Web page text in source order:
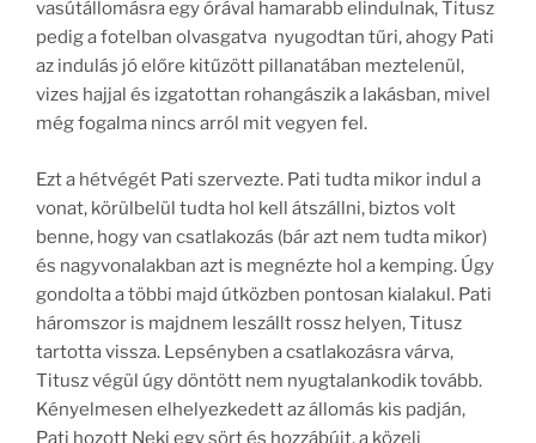
vasútállomásra egy órával hamarabb elindulnak, Titusz
pedig a fotelban olvasgatva nyugodtan tűri, ahogy Pati
az indulás jó előre kitűzött pillanatában meztelenül,
vizes hajjal és izgatottan rohangászik a lakásban, mivel
még fogalma nincs arról mit vegyen fel.
Ezt a hétvégét Pati szervezte. Pati tudta mikor indul a
vonat, körülbelül tudta hol kell átszállni, biztos volt
benne, hogy van csatlakozás (bár azt nem tudta mikor)
és nagyvonalakban azt is megnézte hol a kemping. Úgy
gondolta a többi majd útközben pontosan kialakul. Pati
háromszor is majdnem leszállt rossz helyen, Titusz
tartotta vissza. Lepsényben a csatlakozásra várva,
Titusz végül úgy döntött nem nyugtalankodik tovább.
Kényelmesen elhelyezkedett az állomás kis padján,
Pati hozott Neki egy sört és hozzábújt, a közeli